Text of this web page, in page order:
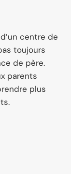
centre de
toujours
de père.
parents
plus